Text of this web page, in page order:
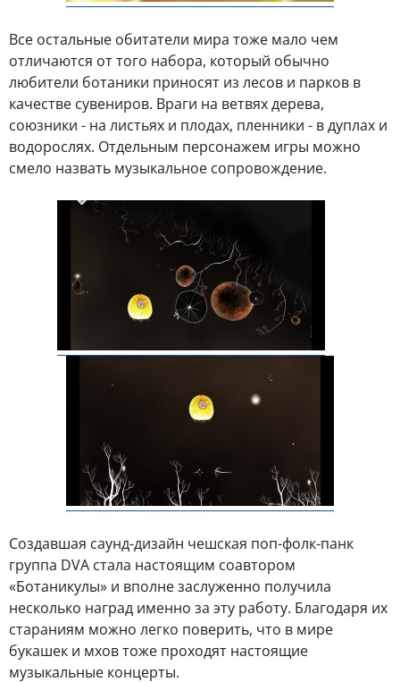
Все остальные обитатели мира тоже мало чем
отличаются от того набора, который обычно
любители ботаники приносят из лесов и парков в
качестве сувениров. Враги на ветвях дерева,
союзники - на листьях и плодах, пленники - в дуплах и
водорослях. Отдельным персонажем игры можно
смело назвать музыкальное сопровождение.
Создавшая саунд-дизайн чешская поп-фолк-панк
группа DVA стала настоящим соавтором
«Ботаникулы» и вполне заслуженно получила
несколько наград именно за эту работу. Благодаря их
стараниям можно легко поверить, что в мире
букашек и мхов тоже проходят настоящие
музыкальные концерты.